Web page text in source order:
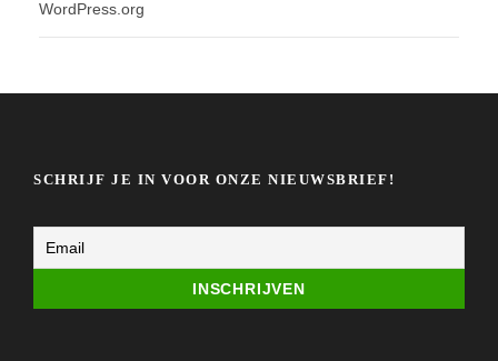
WordPress.org
SCHRIJF JE IN VOOR ONZE NIEUWSBRIEF!